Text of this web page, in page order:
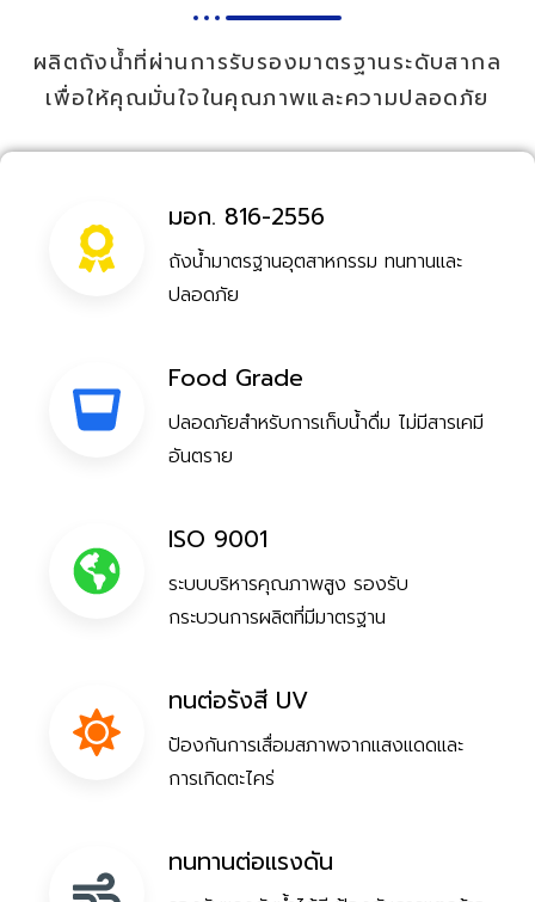
ผลิตถังน้ำที่ผ่านการรับรองมาตรฐานระดับสากล
เพื่อให้คุณมั่นใจในคุณภาพและความปลอดภัย
มอก. 816-2556
ถังน้ำมาตรฐานอุตสาหกรรม ทนทานและ
ปลอดภัย
Food Grade
ปลอดภัยสำหรับการเก็บน้ำดื่ม ไม่มีสารเคมี
อันตราย
ISO 9001
ระบบบริหารคุณภาพสูง รองรับ
กระบวนการผลิตที่มีมาตรฐาน
ทนต่อรังสี UV
ป้องกันการเสื่อมสภาพจากแสงแดดและ
การเกิดตะไคร่
ทนทานต่อแรงดัน